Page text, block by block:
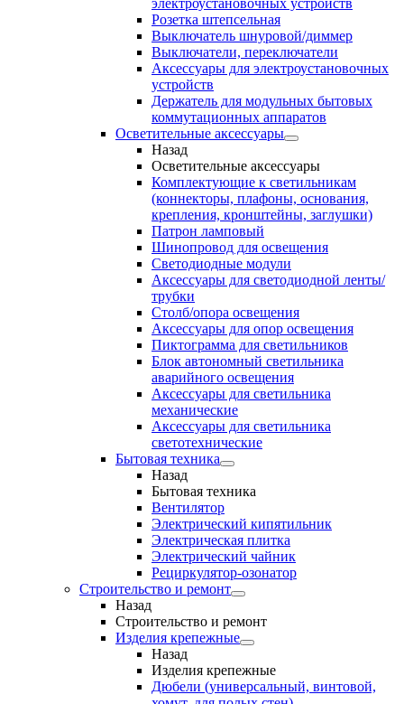
электроустановочных устройств
Розетка штепсельная
Выключатель шнуровой/диммер
Выключатели, переключатели
Аксессуары для электроустановочных
устройств
Держатель для модульных бытовых
коммутационных аппаратов
Осветительные аксессуары
Назад
Осветительные аксессуары
Комплектующие к светильникам
(коннекторы, плафоны, основания,
крепления, кронштейны, заглушки)
Патрон ламповый
Шинопровод для освещения
Светодиодные модули
Аксессуары для светодиодной ленты/
трубки
Столб/опора освещения
Аксессуары для опор освещения
Пиктограмма для светильников
Блок автономный светильника
аварийного освещения
Аксессуары для светильника
механические
Аксессуары для светильника
светотехнические
Бытовая техника
Назад
Бытовая техника
Вентилятор
Электрический кипятильник
Электрическая плитка
Электрический чайник
Рециркулятор-озонатор
Строительство и ремонт
Назад
Строительство и ремонт
Изделия крепежные
Назад
Изделия крепежные
Дюбели (универсальный, винтовой,